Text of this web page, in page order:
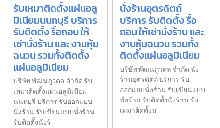
รับเหมาติดตั้งแผ่นอลู
มิเนียมนนทบุรี บริการ
รับติดตั้ง รื้อถอน ให้
เช่านั่งร้าน และ งานหุ้ม
ฉนวน รวมทั้งติดตั้ง
แผ่นอลูมิเนียม
บริษัท พัฒนภูวดล จำกัด รับ
เหมาติดตั้งแผ่นอลูมิเนียม
นนทบุรี บริการ รับออกแบบ
นั่งร้าน รับเขียนแบบนั่งร้าน
รับติดตั้งนั่งร้
นั่งร้านอุตรดิตถ์
บริการ รับติดตั้ง รื้อ
ถอน ให้เช่านั่งร้าน และ
งานหุ้มฉนวน รวมทั้ง
ติดตั้งแผ่นอลูมิเนียม
บริษัท พัฒนภูวดล จำกัด นั่ง
ร้านอุตรดิตถ์ บริการ รับ
ออกแบบนั่งร้าน รับเขียนแบบ
นั่งร้าน รับติดตั้งนั่งร้าน รับ
เหมาติดตั้งน